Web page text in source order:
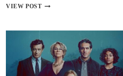
ッ
と
マ
イ
キ
ー
VIEW POSTリ
ー・
ロ
ー
ハ
ン、